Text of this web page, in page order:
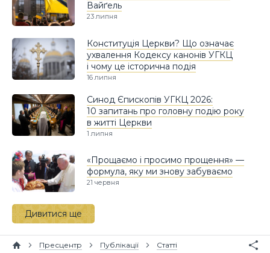
Вайґель
23 липня
Конституція Церкви? Що означає
ухвалення Кодексу канонів УГКЦ
і чому це історична подія
16 липня
Синод Єпископів УГКЦ 2026:
10 запитань про головну подію року
в житті Церкви
1 липня
«Прощаємо і просимо прощення» —
формула, яку ми знову забуваємо
21 червня
Дивитися ще
Пресцентр Публікації Статті